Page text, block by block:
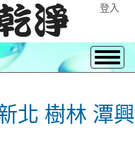
登入
北 樹林 潭興